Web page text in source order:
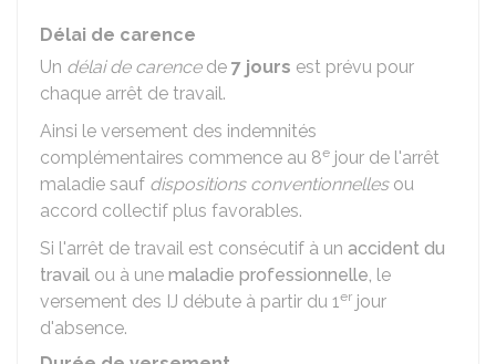
Délai de carence
Un délai de carencede 7 jours est prévu pour
chaque arrêt de travail.
Ainsi le versement des indemnités
complémentaires commence au 8e jour de l'arrêt
maladie sauf dispositions conventionnellesou
accord collectif plus favorables.
Si l'arrêt de travail est consécutif à un accident du
travail ou à une maladie professionnelle, le
versement des IJ débute à partir du 1er jour
d'absence.